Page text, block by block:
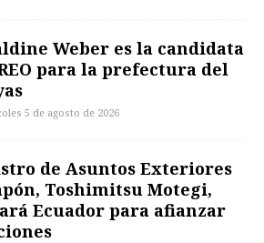
Weber es la candidata
para la prefectura del
5 de agosto de 2026
de Asuntos Exteriores
Toshimitsu Motegi,
Ecuador para afianzar